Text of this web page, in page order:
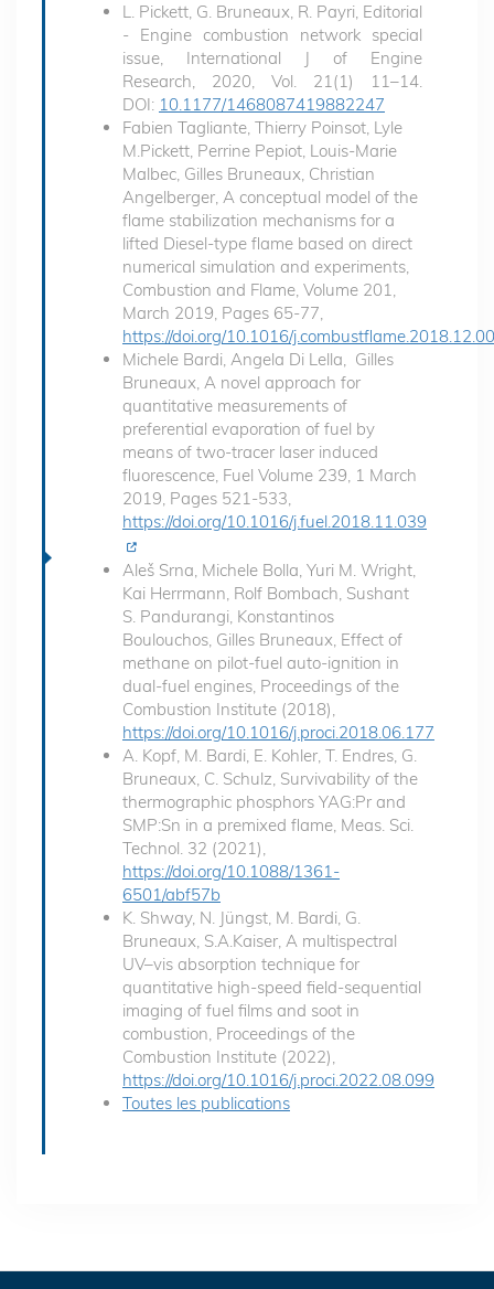
L. Pickett, G. Bruneaux, R. Payri, Editorial
- Engine combustion network special
issue, International J of Engine
Research, 2020, Vol. 21(1) 11–14.
DOI: 10.1177/1468087419882247
Fabien Tagliante, Thierry Poinsot, Lyle
M.Pickett, Perrine Pepiot, Louis-Marie
Malbec, Gilles Bruneaux, Christian
Angelberger, A conceptual model of the
flame stabilization mechanisms for a
lifted Diesel-type flame based on direct
numerical simulation and experiments,
Combustion and Flame, Volume 201,
March 2019, Pages 65-77,
https://doi.org/10.1016/
Michele Bardi, Angela Di Lella, Gilles
Bruneaux, A novel approach for
quantitative measurements of
preferential evaporation of fuel by
means of two-tracer laser induced
fluorescence, Fuel Volume 239, 1 March
2019, Pages 521-533,
https://doi.org/10.1016/j.fuel.2018.11.039
Aleš Srna, Michele Bolla, Yuri M. Wright,
Kai Herrmann, Rolf Bombach, Sushant
S. Pandurangi, Konstantinos
Boulouchos, Gilles Bruneaux, Effect of
methane on pilot-fuel auto-ignition in
dual-fuel engines, Proceedings of the
Combustion Institute (2018),
https://doi.org/10.1016/j.proci.2018.06.177
A. Kopf, M. Bardi, E. Kohler, T. Endres, G.
Bruneaux, C. Schulz, Survivability of the
thermographic phosphors YAG:Pr and
SMP:Sn in a premixed flame, Meas. Sci.
Technol. 32 (2021),
https://doi.org/10.1088/1361-
6501/abf57b
K. Shway, N. Jüngst, M. Bardi, G.
Bruneaux, S.A.Kaiser, A multispectral
UV–vis absorption technique for
quantitative high-speed field-sequential
imaging of fuel films and soot in
combustion, Proceedings of the
Combustion Institute (2022),
https://doi.org/10.1016/j.proci.2022.08.099
Toutes les publications